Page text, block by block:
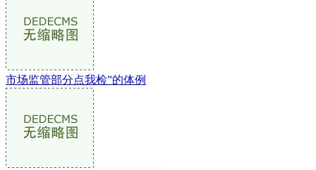
市场监管部分点我检”的体例